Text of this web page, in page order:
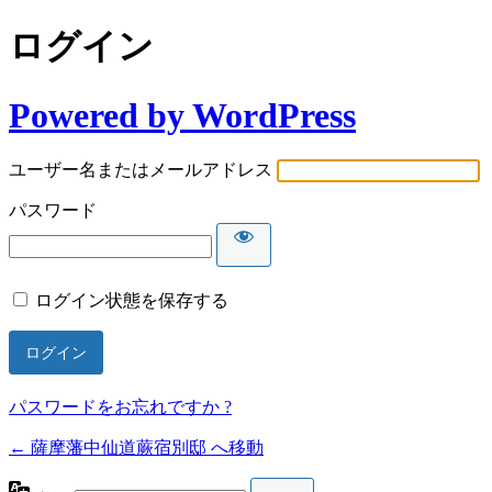
ログイン
Powered by WordPress
ユーザー名またはメールアドレス
パスワード
ログイン状態を保存する
パスワードをお忘れですか ?
← 薩摩藩中仙道蕨宿別邸 へ移動